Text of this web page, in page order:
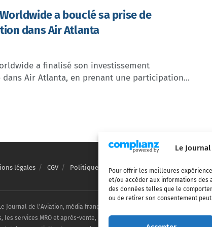
Le
Pour offrir les meilleures
et/ou accéder aux informations des
des données telles que le
ou de retirer son consentement
a bouclé sa prise de
dans Air Atlanta
a finalisé son investissement
dans Air Atlanta, en prenant une participation...
légales CGV Politique de confidentialité Cookies
Journal de l'Aviation, média français de référence couvrant l'actualité de
services MRO et après-vente, le financement et la location d'aéronefs